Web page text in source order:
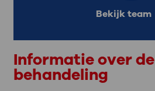
Bekijk team
Informatie over de
behandeling